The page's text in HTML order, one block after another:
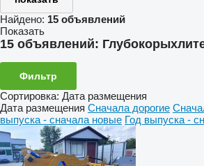
Найдено: 15 объявлений
Показать
15 объявлений:
Фильтр
Сортировка: Дата размещения
Дата размещения Сначала дорогие
выпуска - сначала новые Год выпуска -